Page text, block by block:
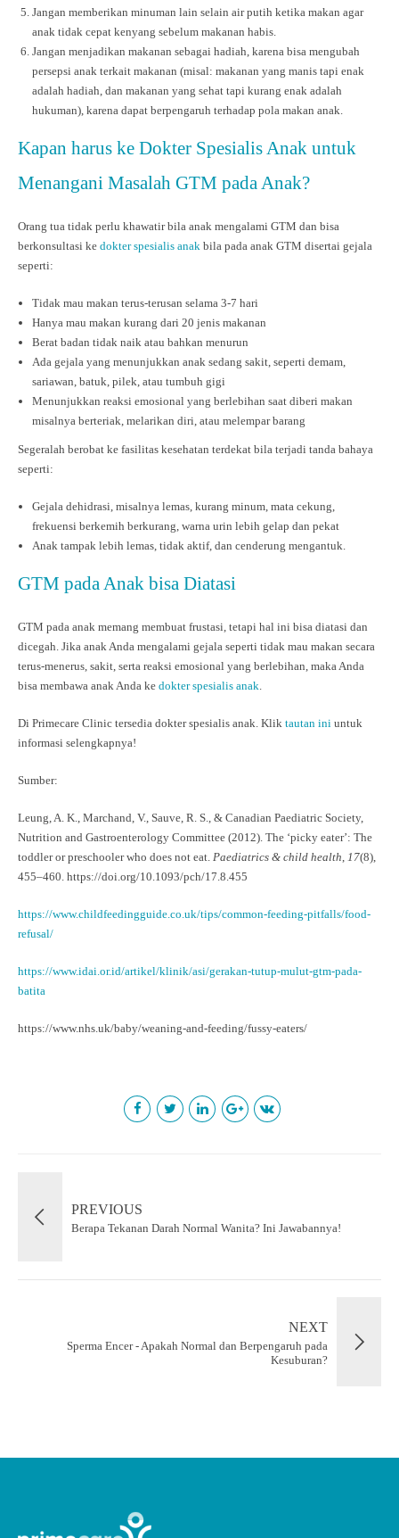
Jangan memberikan minuman lain selain air putih ketika makan agar
anak tidak cepat kenyang sebelum makanan habis.
Jangan menjadikan makanan sebagai hadiah, karena bisa mengubah
persepsi anak terkait makanan (misal: makanan yang manis tapi enak
adalah hadiah, dan makanan yang sehat tapi kurang enak adalah
hukuman), karena dapat berpengaruh terhadap pola makan anak.
Kapan harus ke Dokter Spesialis Anak untuk
Menangani Masalah GTM pada Anak?
Orang tua tidak perlu khawatir bila anak mengalami GTM dan bisa
berkonsultasi ke dokter spesialis anak bila pada anak GTM disertai gejala
seperti:
Tidak mau makan terus-terusan selama 3-7 hari
Hanya mau makan kurang dari 20 jenis makanan
Berat badan tidak naik atau bahkan menurun
Ada gejala yang menunjukkan anak sedang sakit, seperti demam,
sariawan, batuk, pilek, atau tumbuh gigi
Menunjukkan reaksi emosional yang berlebihan saat diberi makan
misalnya berteriak, melarikan diri, atau melempar barang
Segeralah berobat ke fasilitas kesehatan terdekat bila terjadi tanda bahaya
seperti:
Gejala dehidrasi, misalnya lemas, kurang minum, mata cekung,
frekuensi berkemih berkurang, warna urin lebih gelap dan pekat
Anak tampak lebih lemas, tidak aktif, dan cenderung mengantuk.
GTM pada Anak bisa Diatasi
GTM pada anak memang membuat frustasi, tetapi hal ini bisa diatasi dan
dicegah. Jika anak Anda mengalami gejala seperti tidak mau makan secara
terus-menerus, sakit, serta reaksi emosional yang berlebihan, maka Anda
bisa membawa anak Anda ke dokter spesialis anak.
Di Primecare Clinic tersedia dokter spesialis anak. Klik tautan ini untuk
informasi selengkapnya!
Sumber:
Leung, A. K., Marchand, V., Sauve, R. S., & Canadian Paediatric Society,
Nutrition and Gastroenterology Committee (2012). The ‘picky eater’: The
toddler or preschooler who does not eat. Paediatrics & child health, 17(8),
455–460. https://doi.org/10.1093/pch/17.8.455
https://www.childfeedingguide.co.uk/tips/common-feeding-pitfalls/food-
refusal/
https://www.idai.or.id/artikel/klinik/asi/gerakan-tutup-mulut-gtm-pada-
batita
https://www.nhs.uk/baby/weaning-and-feeding/fussy-eaters/
PREVIOUS
Berapa Tekanan Darah Normal Wanita? Ini Jawabannya!
NEXT
Sperma Encer - Apakah Normal dan Berpengaruh pada
Kesuburan?